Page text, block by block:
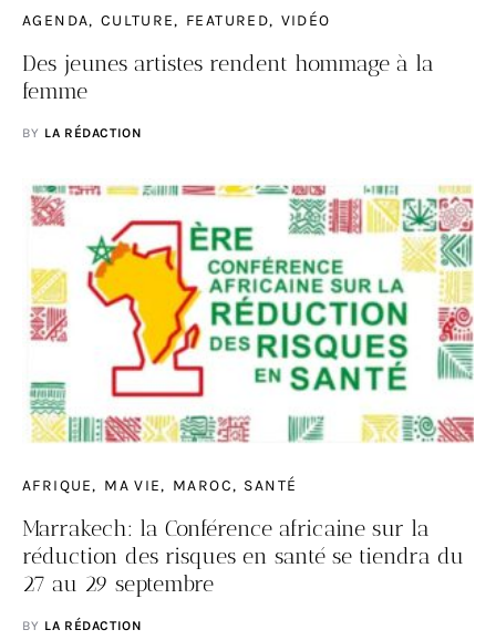
AGENDA CULTURE FEATURED VIDÉO
Des jeunes artistes rendent hommage à la
femme
BY LA RÉDACTION
AFRIQUE MA VIE MAROC SANTÉ
Marrakech: la Conférence africaine sur la
réduction des risques en santé se tiendra du
27 au 29 septembre
BY LA RÉDACTION